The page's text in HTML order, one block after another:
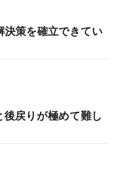
決策を確立できてい
戻りが極めて難し